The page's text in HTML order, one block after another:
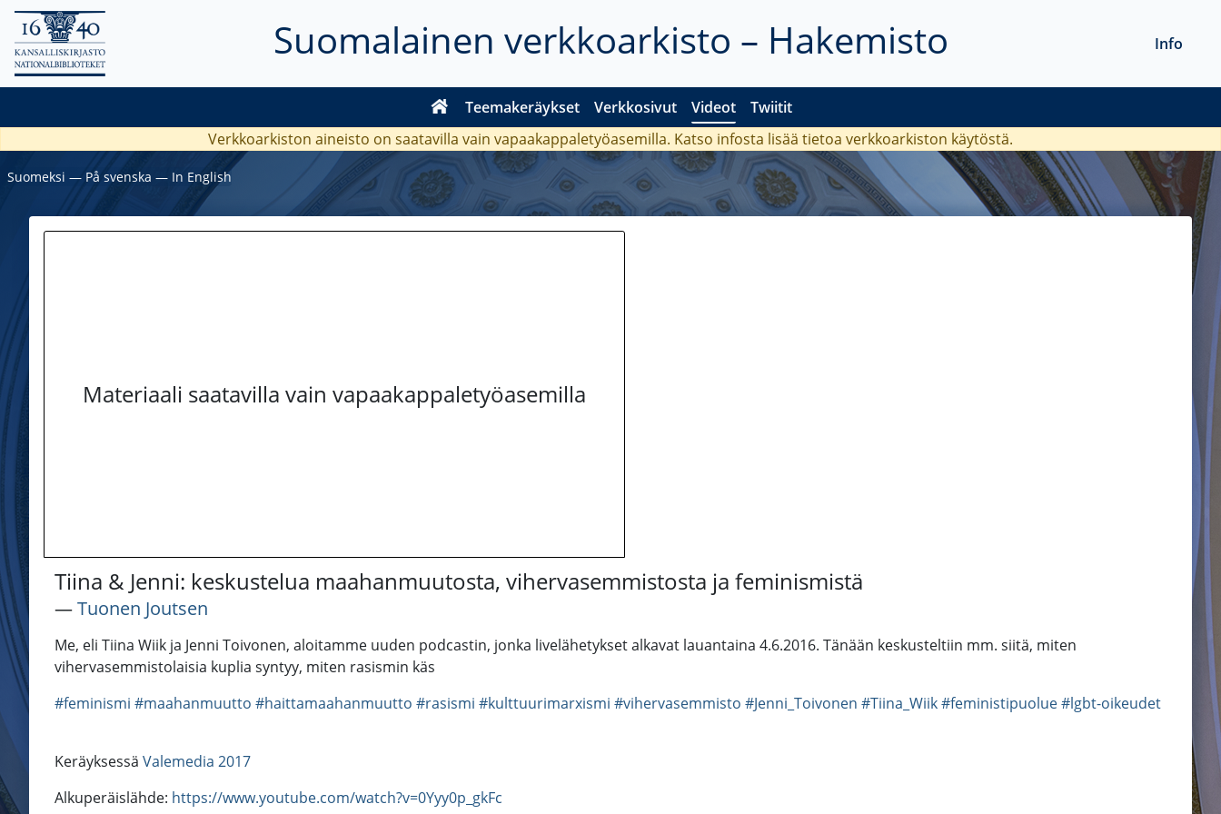
Suomalainen verkkoarkisto – Hakemisto
Teemakeräykset Verkkosivut Videot Twiitit
Info
Verkkoarkiston aineisto on saatavilla vain vapaakappaletyöasemilla. Katso infosta lisää tietoa verkkoarkiston käytöstä.
Suomeksi ― På svenska ― In English
Materiaali saatavilla vain vapaakappaletyöasemilla
Tiina & Jenni: keskustelua maahanmuutosta, vihervasemmistosta ja feminismistä
―Tuonen Joutsen
Me, eli Tiina Wiik ja Jenni Toivonen, aloitamme uuden podcastin, jonka livelähetykset alkavat lauantaina 4.6.2016. Tänään keskusteltiin mm. siitä, miten
vihervasemmistolaisia kuplia syntyy, miten rasismin käs
#feminismi #maahanmuutto #haittamaahanmuutto #rasismi #kulttuurimarxismi #vihervasemmisto #Jenni_Toivonen #Tiina_Wiik#feministipuolue#lgbt-oikeudet
Keräyksessä Valemedia 2017
Alkuperäislähde: https://www.youtube.com/watch?v=0Yyy0p_gkFc